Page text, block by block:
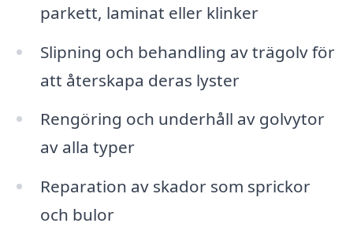
parkett, laminat eller klinker
Slipning och behandling av trägolv för
att återskapa deras lyster
Rengöring och underhåll av golvytor
av alla typer
Reparation av skador som sprickor
och bulor